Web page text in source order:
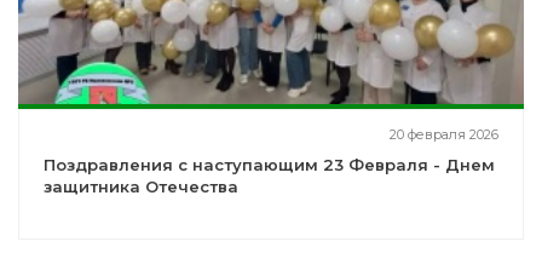
20 февраля 2026
Поздравления с наступающим 23 Февраля - Днем
защитника Отечества